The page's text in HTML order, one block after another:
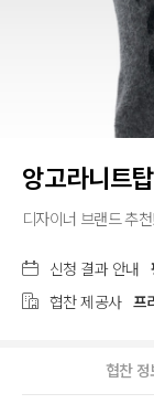
앙고라니트탑
디자이너 브랜드 추천!
신청 결과 안내
협찬 제공사 프
협찬 정